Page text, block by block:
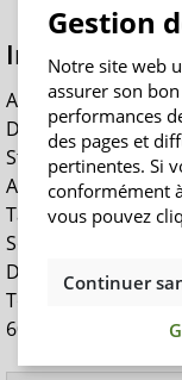
Ingrédients
Aqua, Dicaprylyl
Distearate,
Stearates, Canola
Acetate,
Taurate
Sodium Citrate,
Dehydroacetic
Tocopherol, Citric
60.
Gestion
Notre site web
assurer son
performances
des pages et
pertinentes. Si
conformément
vous pouvez
Continuer